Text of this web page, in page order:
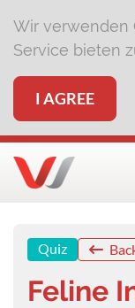
Wir verwenden
Service bieten
I AGREE
Quiz
Feline